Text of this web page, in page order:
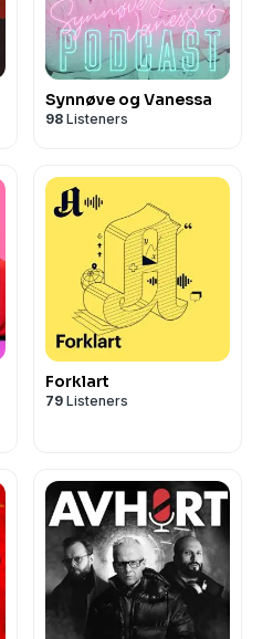
Synnøve og Vanessa
98 Listeners
Forklart
79 Listeners